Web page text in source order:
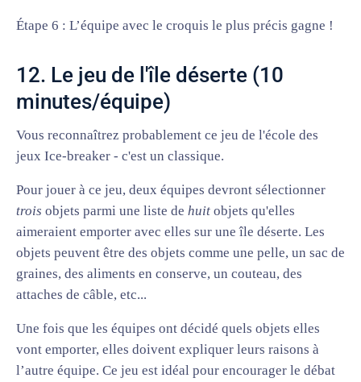
Étape 6 : L’équipe avec le croquis le plus précis gagne !
12. Le jeu de l'île déserte (10
minutes/équipe)
Vous reconnaîtrez probablement ce jeu de l'école des
jeux Ice-breaker - c'est un classique.
Pour jouer à ce jeu, deux équipes devront sélectionner
trois objets parmi une liste de huit objets qu'elles
aimeraient emporter avec elles sur une île déserte. Les
objets peuvent être des objets comme une pelle, un sac de
graines, des aliments en conserve, un couteau, des
attaches de câble, etc...
Une fois que les équipes ont décidé quels objets elles
vont emporter, elles doivent expliquer leurs raisons à
l’autre équipe. Ce jeu est idéal pour encourager le débat